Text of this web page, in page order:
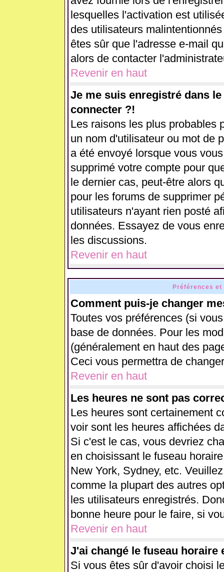
lesquelles l'activation est
des utilisateurs
êtes sûr que l'adresse e-mail
alors de contacter
Revenir en haut
Je me suis enregistré dans
connecter ?!
Les raisons les plus probables
un nom d'utilisateur ou mot de
a été envoyé lorsque vous
supprimé votre compte pour
le dernier cas, peut-être alors
pour les forums de supprimer
utilisateurs n'ayant rien posté
données. Essayez de vous
les discussions.
Revenir en haut
Préférences
Comment puis-je changer
Toutes vos préférences (si
base de données. Pour les
(généralement en haut des
Ceci vous permettra de
Revenir en haut
Les heures ne sont pas
Les heures sont certainement
voir sont les heures affichées
Si c'est le cas, vous devriez
en choisissant le fuseau
New York, Sydney, etc.
comme la plupart des autres
les utilisateurs enregistrés.
bonne heure pour le faire, si
Revenir en haut
J'ai changé le fuseau
Si vous êtes sûr d'avoir choisi